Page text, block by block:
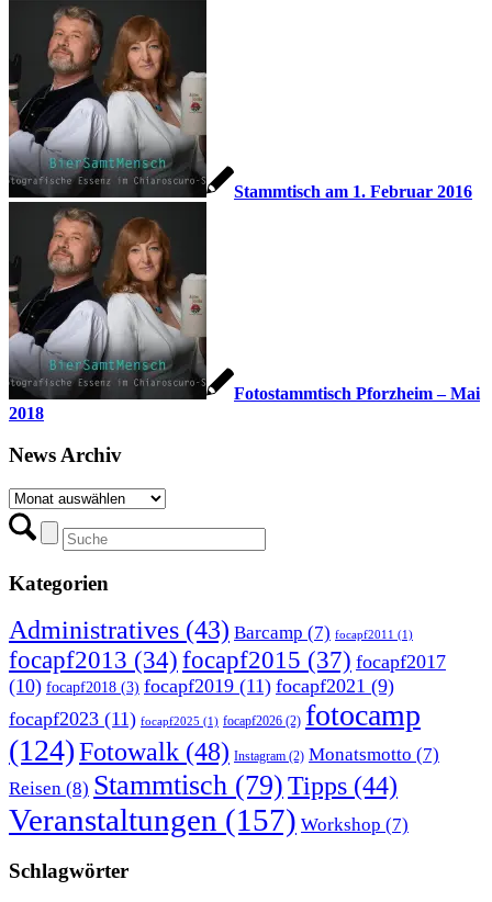
Stammtisch am 1. Februar 2016
Fotostammtisch Pforzheim – Mai
2018
News Archiv
News
Archiv
Kategorien
Administratives (43) Barcamp (7) focapf2011 (1)
focapf2013 (34) focapf2015 (37) focapf2017
(10) focapf2018 (3) focapf2019 (11) focapf2021 (9)
focapf2023 (11) focapf2025 (1) focapf2026 (2) fotocamp
(124)Fotowalk (48) Instagram (2) Monatsmotto (7)
Reisen (8) Stammtisch (79)Tipps (44)
Veranstaltungen (157) Workshop (7)
Schlagwörter